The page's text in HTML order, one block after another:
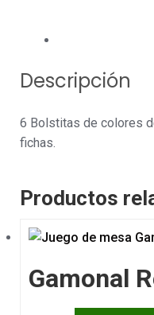
Descripción
6 Bolstitas de colores
fichas.
Productos
Gamonal